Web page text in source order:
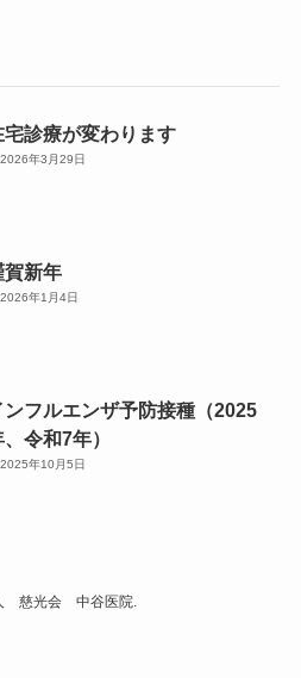
宅診療が変わります
2026年3月29日
賀新年
2026年1月4日
ンフルエンザ予防接種（2025
令和7年）
2025年10月5日
慈光会 中谷医院.